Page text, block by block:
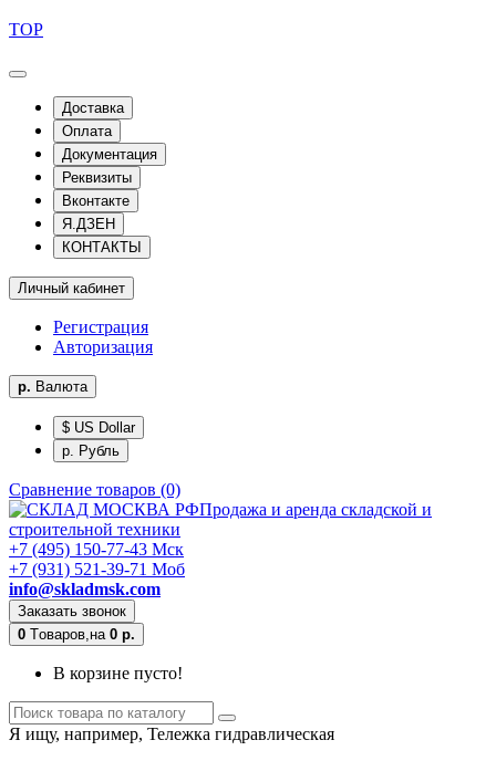
TOP
Доставка
Оплата
Документация
Реквизиты
Вконтакте
Я.ДЗЕН
КОНТАКТЫ
Личный кабинет
Регистрация
Авторизация
р. Валюта
$ US Dollar
р. Рубль
Сравнение товаров (0)
Продажа и аренда складской и
строительной техники
+7 (495) 150-77-43 Мск
+7 (931) 521-39-71 Моб
info@skladmsk.com
Заказать звонок
0 Tоваров,на 0 р.
В корзине пусто!
Я ищу, например, Тележка гидравлическая